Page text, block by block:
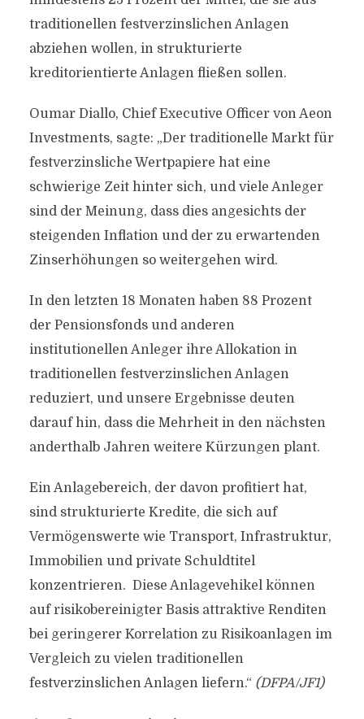
traditionellen festverzinslichen Anlagen
abziehen wollen, in strukturierte
kreditorientierte Anlagen fließen sollen.
Oumar Diallo, Chief Executive Officer von Aeon
Investments, sagte: „Der traditionelle Markt für
festverzinsliche Wertpapiere hat eine
schwierige Zeit hinter sich, und viele Anleger
sind der Meinung, dass dies angesichts der
steigenden Inflation und der zu erwartenden
Zinserhöhungen so weitergehen wird.
In den letzten 18 Monaten haben 88 Prozent
der Pensionsfonds und anderen
institutionellen Anleger ihre Allokation in
traditionellen festverzinslichen Anlagen
reduziert, und unsere Ergebnisse deuten
darauf hin, dass die Mehrheit in den nächsten
anderthalb Jahren weitere Kürzungen plant.
Ein Anlagebereich, der davon profitiert hat,
sind strukturierte Kredite, die sich auf
Vermögenswerte wie Transport, Infrastruktur,
Immobilien und private Schuldtitel
konzentrieren. Diese Anlagevehikel können
auf risikobereinigter Basis attraktive Renditen
bei geringerer Korrelation zu Risikoanlagen im
Vergleich zu vielen traditionellen
festverzinslichen Anlagen liefern.“ (DFPA/JF1)